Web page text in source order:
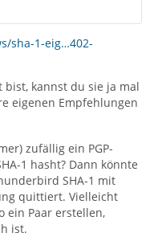
sha-1-eig…402-
kannst du sie ja mal
eigenen Empfehlungen
zufällig ein PGP-
1 hasht? Dann könnte
SHA-1 mit
quittiert. Vielleicht
ein Paar erstellen,
ist.